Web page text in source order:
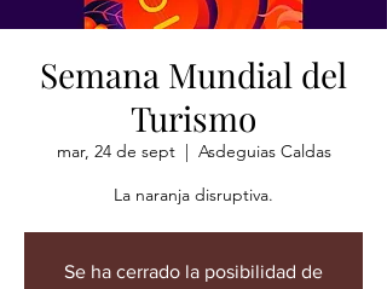
Semana Mundial del
Turismo
mar, 24 de sept
  |
Asdeguias Caldas
La naranja disruptiva.
Se ha cerrado la posibilidad de